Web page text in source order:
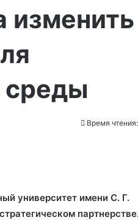
изменить
среды
Время
университет имени С. Г.